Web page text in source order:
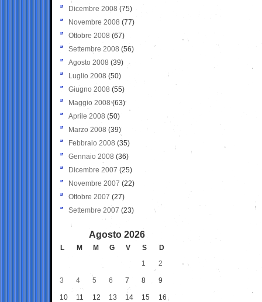
Dicembre 2008 (75)
Novembre 2008 (77)
Ottobre 2008 (67)
Settembre 2008 (56)
Agosto 2008 (39)
Luglio 2008 (50)
Giugno 2008 (55)
Maggio 2008(63)
Aprile 2008 (50)
Marzo 2008 (39)
Febbraio 2008 (35)
Gennaio 2008 (36)
Dicembre 2007 (25)
Novembre 2007 (22)
Ottobre 2007 (27)
Settembre 2007 (23)
Agosto 2026
L M M G V S
D
1
2
3 4 5 6 7 8 9
10 11 12 13 14 15 16